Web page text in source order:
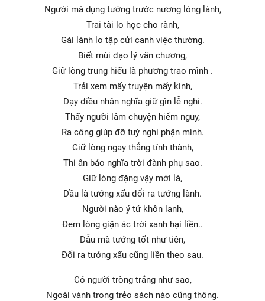
Người mà dụng tướng trước nương lòng lành,
Trai tài lo học cho rành,
Gái lành lo tập cửi canh việc thường.
Biết mùi đạo lý văn chương,
Giữ lòng trung hiếu là phương trao mình .
Trải xem mấy truyện mấy kinh,
Dạy điều nhân nghĩa giữ gìn lễ nghi.
Thấy người lâm chuyện hiểm nguy,
Ra công giúp đỡ tuỳ nghi phận mình.
Giữ lòng ngay thẳng tính thành,
Thi ân báo nghĩa trời đành phụ sao.
Giữ lòng đặng vậy mới là,
Dầu là tướng xấu đổi ra tướng lành.
Người nào ý tứ khôn lanh,
Đem lòng giận ác trời xanh hại liền..
Dẫu mà tướng tốt như tiên,
Đổi ra tướng xấu cũng liền theo sau.
Có người tròng trắng như sao,
Ngoài vành trong trẻo sách nào cũng thông.